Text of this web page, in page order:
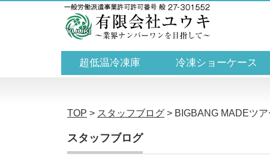
超低温冷凍庫 冷凍ショーケース
TOP > スタッフブログ > BIGBANG MADEツ
スタッフブログ